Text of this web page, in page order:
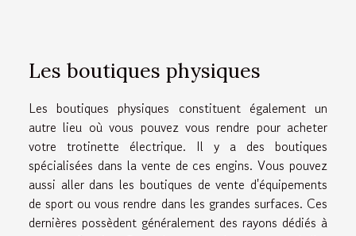
Les boutiques physiques
Les boutiques physiques constituent également un
autre lieu où vous pouvez vous rendre pour acheter
votre trotinette électrique. Il y a des boutiques
spécialisées dans la vente de ces engins. Vous pouvez
aussi aller dans les boutiques de vente d'équipements
de sport ou vous rendre dans les grandes surfaces. Ces
dernières possèdent généralement des rayons dédiés à